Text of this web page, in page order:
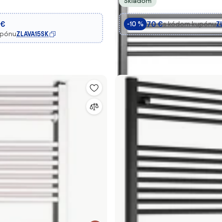
ZLAVA15SK
-10 % 70 €s kódom kupónu